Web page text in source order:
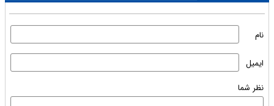
نام
ایمیل
نظر شما